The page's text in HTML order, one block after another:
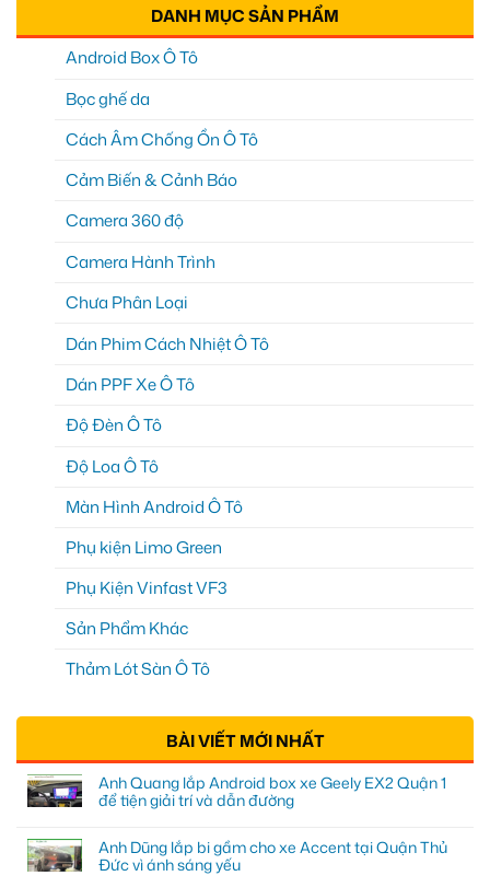
DANH MỤC SẢN PHẨM
Android Box Ô Tô
Bọc ghế da
Cách Âm Chống Ồn Ô Tô
Cảm Biến & Cảnh Báo
Camera 360 độ
Camera Hành Trình
Chưa Phân Loại
Dán Phim Cách Nhiệt Ô Tô
Dán PPF Xe Ô Tô
Độ Đèn Ô Tô
Độ Loa Ô Tô
Màn Hình Android Ô Tô
Phụ kiện Limo Green
Phụ Kiện Vinfast VF3
Sản Phẩm Khác
Thảm Lót Sàn Ô Tô
BÀI VIẾT MỚI NHẤT
Anh Quang lắp Android box xe Geely EX2 Quận 1
để tiện giải trí và dẫn đường
Anh Dũng lắp bi gầm cho xe Accent tại Quận Thủ
Đức vì ánh sáng yếu